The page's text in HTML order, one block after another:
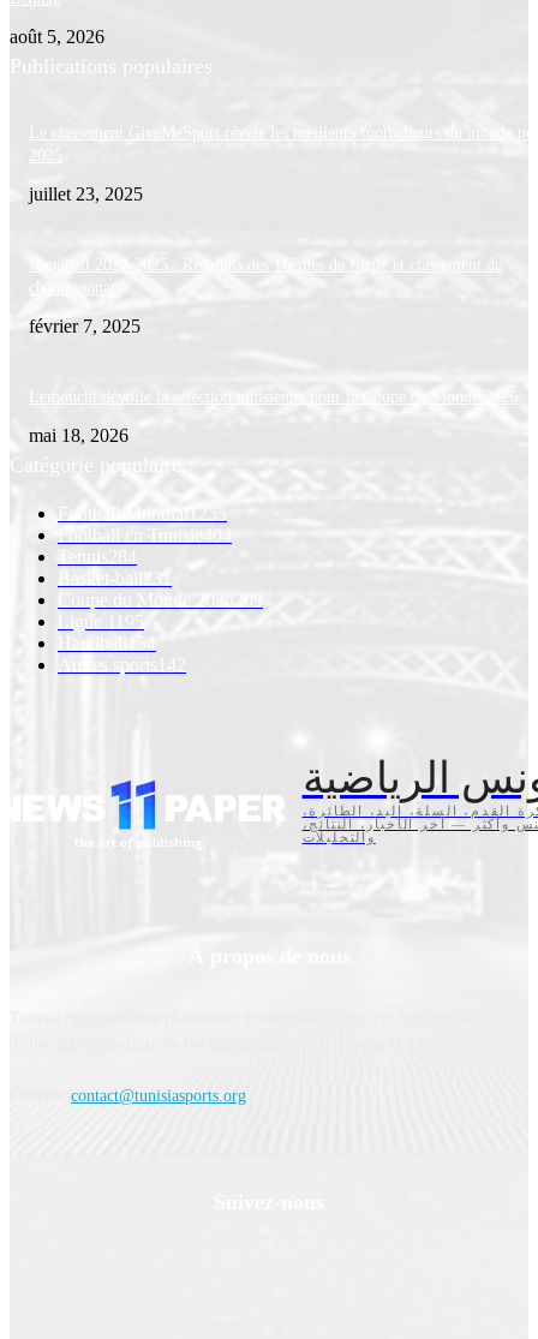
août 5, 2026
Publications populaires
Le classement GiveMeSport révèle les meilleurs footballeurs du monde
juillet 23, 2025
Handball 2024-2025 : Résultats des 16èmes de finale et classement du
championnat
février 7, 2025
Lemouchi dévoile la sélection tunisienne pour la Coupe du Monde 2026
mai 18, 2026
Catégorie populaire
Football Mondial
1255
Football en Tunisie404
Tennis 284
Basket-ball
231
Coupe du Monde 2026
Ligue 1
195
154
Autres sports 142
الرياضية
القدم، السلة، اليد، الطائرة،
وأكثر — آخر الأخبار، النتائج،
والتحليلات
contact@tunisiasports.org